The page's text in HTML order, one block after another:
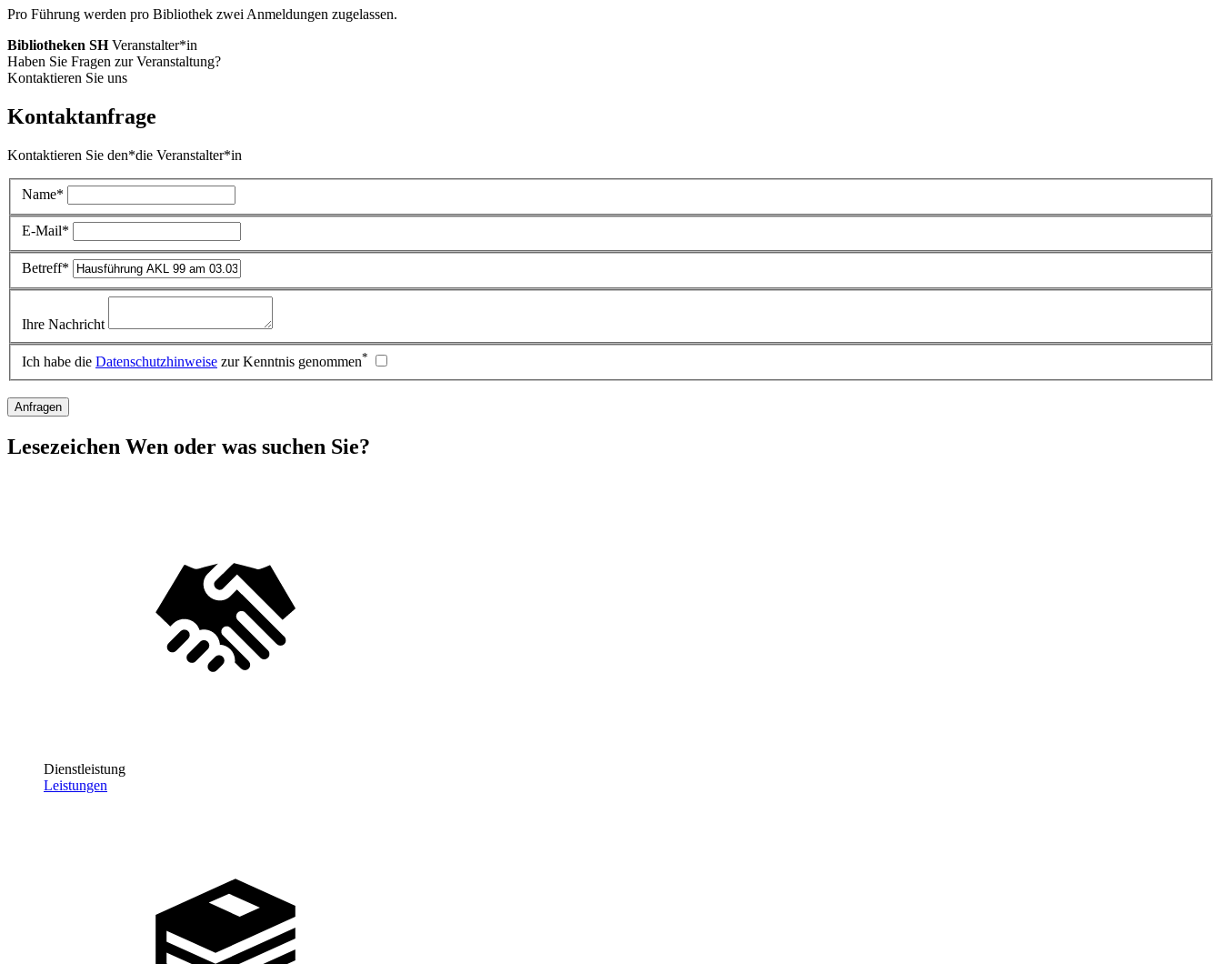
Pro Führung werden pro Bibliothek zwei Anmeldungen zugelassen.
Bibliotheken SHVeranstalter*in
Haben Sie Fragen zur Veranstaltung?
Kontaktieren Sie uns
Kontaktanfrage
Kontaktieren Sie den*die Veranstalter*in
Name*
E-Mail*
Betreff*
Ihre Nachricht
Ich habe die Datenschutzhinweise zur Kenntnis genommen*
Anfragen
Lesezeichen Wen oder was suchen Sie?
Dienstleistung
Leistungen